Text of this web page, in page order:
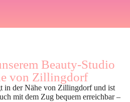
Beauty-Studio
von Zillingdorf
in der Nähe von Zillingdorf und ist
mit dem Zug bequem erreichbar –